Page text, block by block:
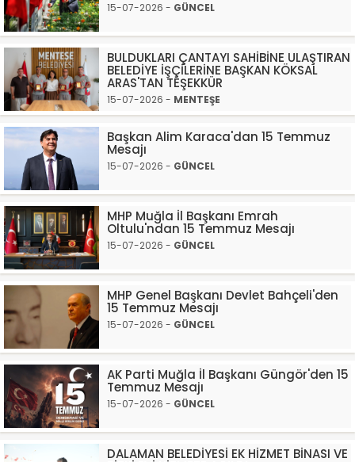
15-07-2026 - GÜNCEL
BULDUKLARI ÇANTAYI SAHİBİNE ULAŞTIRAN
BELEDİYE İŞÇİLERİNE BAŞKAN KÖKSAL
ARAS'TAN TEŞEKKÜR
15-07-2026 - MENTEŞE
Başkan Alim Karaca'dan 15 Temmuz
Mesajı
15-07-2026 - GÜNCEL
MHP Muğla İl Başkanı Emrah
Oltulu'ndan 15 Temmuz Mesajı
15-07-2026 - GÜNCEL
MHP Genel Başkanı Devlet Bahçeli'den
15 Temmuz Mesajı
15-07-2026 - GÜNCEL
AK Parti Muğla İl Başkanı Güngör'den 15
Temmuz Mesajı
15-07-2026 - GÜNCEL
DALAMAN BELEDİYESİ EK HİZMET BİNASI VE